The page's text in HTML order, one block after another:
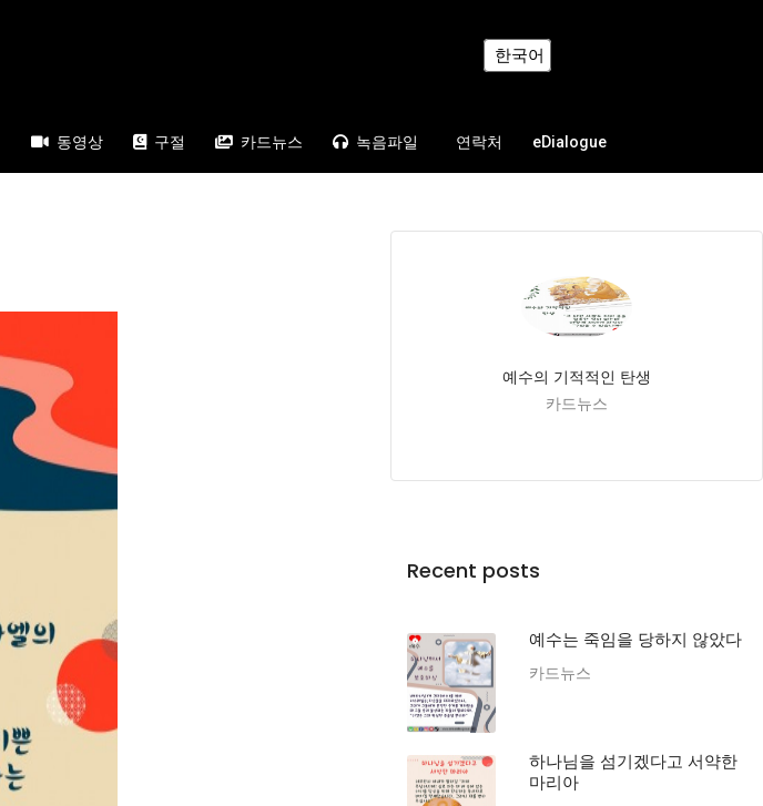
한국어
동영상 구절 카드뉴스 녹음파일 연락처 eDialogue
예수의 기적적인 탄생
카드뉴스
Recent posts
예수는 죽임을 당하지 않았다
카드뉴스
하나님을 섬기겠다고 서약한
마리아